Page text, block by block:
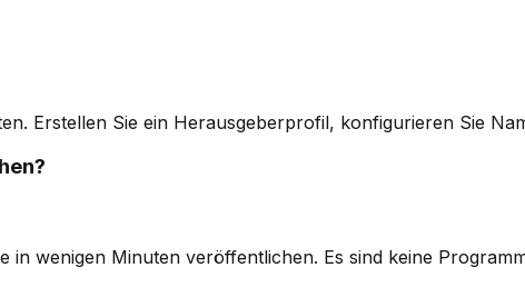
Erstellen Sie ein Herausgeberprofil, konfigurieren Sie
wenigen Minuten veröffentlichen. Es sind keine